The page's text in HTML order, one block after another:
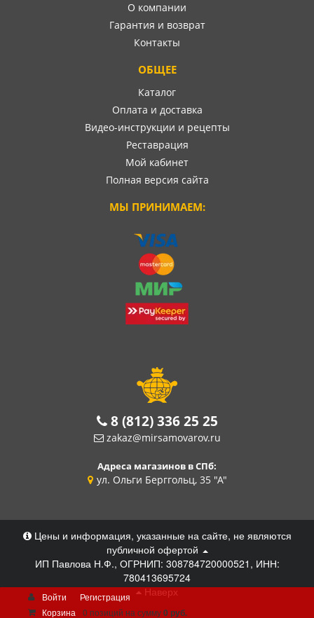
О компании
Гарантия и возврат
Контакты
ОБЩЕЕ
Каталог
Оплата и доставка
Видео-инструкции и рецепты
Реставрация
Мой кабинет
Полная версия сайта
МЫ ПРИНИМАЕМ:
8 (812) 336 25 25
zakaz@mirsamovarov.ru
Адреса магазинов в СПб:
ул. Ольги Берггольц, 35 "А"
Цены и информация, указанные на сайте, не являются
публичной офертой
ИП Павлова Н.Ф., ОГРНИП: 308784720000521, ИНН:
780413695724
Наверх
Войти
Регистрация
Корзина
0 позиций на сумму0 руб.